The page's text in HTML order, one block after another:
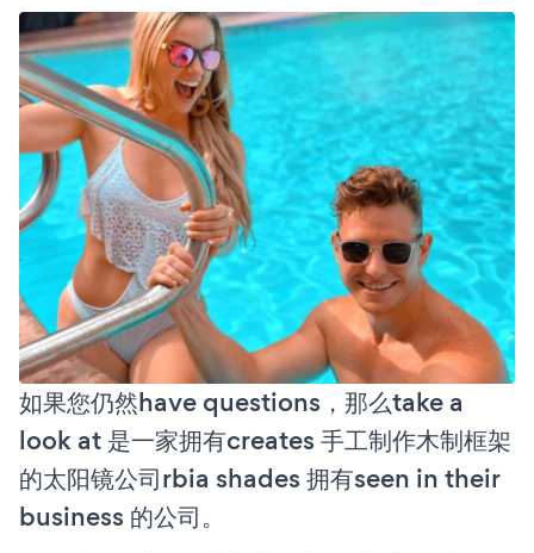
如果您仍然have questions，那么take a
look at 是一家拥有creates 手工制作木制框架
的太阳镜公司rbia shades 拥有seen in their
business 的公司。